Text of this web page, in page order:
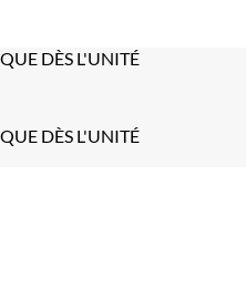
DÈS L'UNITÉ
DÈS L'UNITÉ